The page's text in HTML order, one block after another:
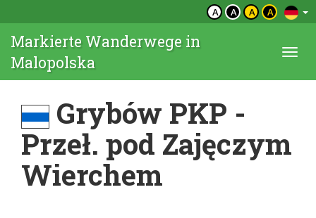
A A A A
Markierte Wanderwege in
Malopolska
Grybów PKP -
Przeł. pod Zajęczym
Wierchem